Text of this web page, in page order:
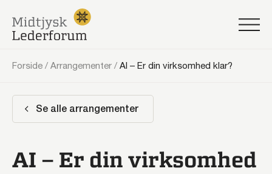
Forside / Arrangementer / AI – Er din virksomhed klar?
Se alle arrangementer
AI – Er din virksomhed